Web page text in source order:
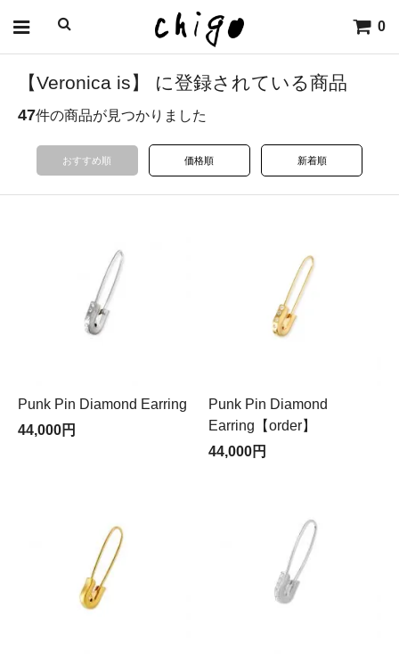
0
【Veronica is】 に登録されている商品
47件の商品が見つかりました
おすすめ順 価格順 新着順
Punk Pin Diamond Earring
44,000円
Punk Pin Diamond
Earring【order】
44,000円